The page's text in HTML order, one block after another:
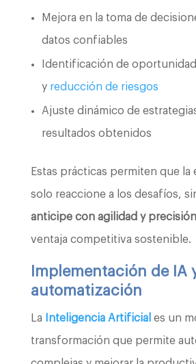
Mejora en la toma de
datos confiables
Identificación de
y reducción de riesgos
Ajuste dinámico de
resultados obtenidos
Estas prácticas permiten que la
solo reaccione a los desafíos,
anticipe con agilidad y precisión
ventaja competitiva sostenible.
Implementación de IA
automatización
La Inteligencia Artificial es un
transformación que permite